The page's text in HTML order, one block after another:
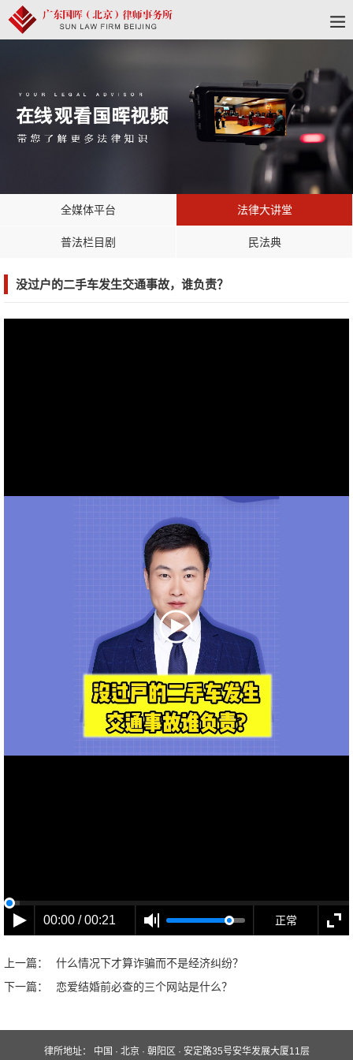
全媒体平台 法律大讲堂
普法栏目剧 民法典
没过户的二手车发生交通事故，谁负责？
00:00 / 00:21 正常
上一篇：
什么情况下才算诈骗而不是经济纠纷？
下一篇：
恋爱结婚前必查的三个网站是什么？
律所地址： 中国 · 北京 · 朝阳区 · 安定路35号安华发展大厦11层